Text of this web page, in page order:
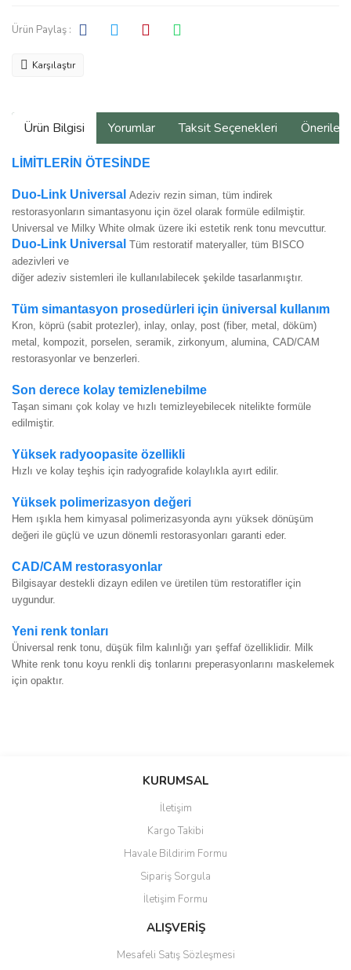
Ürün Paylaş :
Karşılaştır
Ürün Bilgisi Yorumlar Taksit Seçenekleri
LİMİTLERİN ÖTESİNDE
Duo-Link Universal Adeziv rezin siman, tüm indirek
restorasyonların simantasyonu için özel olarak formüle edilmiştir.
Universal ve Milky White olmak üzere iki estetik renk tonu mevcuttur.
Duo-Link Universal Tüm restoratif materyaller, tüm BISCO
adezivleri ve
diğer adeziv sistemleri ile kullanılabilecek şekilde tasarlanmıştır.
Tüm simantasyon prosedürleri için üniversal kullanım
Kron, köprü (sabit protezler), inlay, onlay, post (fiber, metal, döküm)
metal, kompozit, porselen, seramik, zirkonyum, alumina, CAD/CAM
restorasyonlar ve benzerleri.
Son derece kolay temizlenebilme
Taşan simanı çok kolay ve hızlı temizleyebilecek nitelikte formüle
edilmiştir.
Yüksek radyoopasite özellikli
Hızlı ve kolay teşhis için radyografide kolaylıkla ayırt edilir.
Yüksek polimerizasyon değeri
Hem ışıkla hem kimyasal polimerizasyonda aynı yüksek dönüşüm
değeri ile güçlü ve uzun dönemli restorasyonları garanti eder.
CAD/CAM restorasyonlar
Bilgisayar destekli dizayn edilen ve üretilen tüm restoratifler için
uygundur.
Yeni renk tonları
Üniversal renk tonu, düşük film kalınlığı yarı şeffaf özelliklidir. Milk
White renk tonu koyu renkli diş tonlarını preperasyonlarını maskelemek
için opaktır.
Bu ürüne ilk yorumu siz yapın!
Ürün resmi kalitesiz, bozuk veya görüntülenemiyor.
Ürün açıklamasında eksik bilgiler bulunuyor.
Ürün bilgilerinde hatalar bulunuyor.
Ürün fiyatı diğer sitelerden daha pahalı.
Bu ürüne benzer farklı alternatifler olmalı.
KURUMSAL
İletişim
Kargo Takibi
Havale Bildirim Formu
Sipariş Sorgula
İletişim Formu
ALIŞVERİŞ
Mesafeli Satış Sözleşmesi